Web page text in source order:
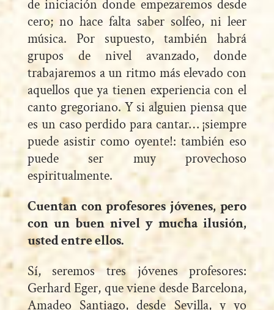
de iniciación donde empezaremos desde
cero; no hace falta saber solfeo, ni leer
música. Por supuesto, también habrá
grupos de nivel avanzado, donde
trabajaremos a un ritmo más elevado con
aquellos que ya tienen experiencia con el
canto gregoriano. Y si alguien piensa que
es un caso perdido para cantar… ¡siempre
puede asistir como oyente!: también eso
puede ser muy provechoso
espiritualmente.
Cuentan con profesores jóvenes, pero
con un buen nivel y mucha ilusión,
usted entre ellos.
Sí, seremos tres jóvenes profesores:
Gerhard Eger, que viene desde Barcelona,
Amadeo Santiago, desde Sevilla, y yo